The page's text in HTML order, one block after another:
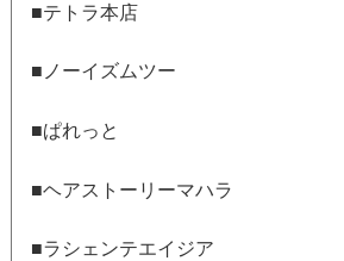
■テトラ本店
■ノーイズムツー
■ぱれっと
■ヘアストーリーマハラ
■ラシェンテエイジア